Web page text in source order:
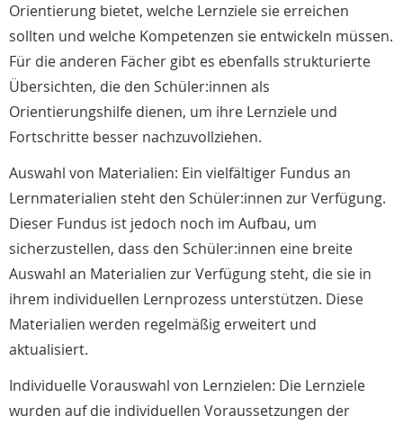
Orientierung bietet, welche Lernziele sie erreichen
sollten und welche Kompetenzen sie entwickeln müssen.
Für die anderen Fächer gibt es ebenfalls strukturierte
Übersichten, die den Schüler:innen als
Orientierungshilfe dienen, um ihre Lernziele und
Fortschritte besser nachzuvollziehen.
Auswahl von Materialien: Ein vielfältiger Fundus an
Lernmaterialien steht den Schüler:innen zur Verfügung.
Dieser Fundus ist jedoch noch im Aufbau, um
sicherzustellen, dass den Schüler:innen eine breite
Auswahl an Materialien zur Verfügung steht, die sie in
ihrem individuellen Lernprozess unterstützen. Diese
Materialien werden regelmäßig erweitert und
aktualisiert.
Individuelle Vorauswahl von Lernzielen: Die Lernziele
wurden auf die individuellen Voraussetzungen der